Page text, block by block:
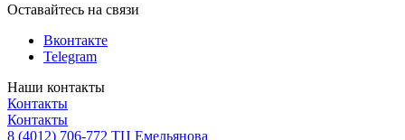
Оставайтесь на связи
Вконтакте
Telegram
Наши контакты
Контакты
Контакты
8 (4012) 706-772 ТЦ Емельянова